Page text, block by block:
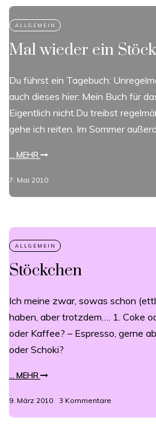
Mal wieder ein
Du führst ein Tagebuch:
auch dieses hier: Mein Buch für
Eigentlich nicht.Du treibst
gehe ich reiten. Im Sommer
... MEHR
7. Mai 2010
Stöckchen
Ich meine zwar, sowas schon
haben, aber trotzdem…. 1. Coke
oder Kaffee? – Espresso, gerne
oder Schoki?
... MEHR
9. März 2010 3 Kommentare